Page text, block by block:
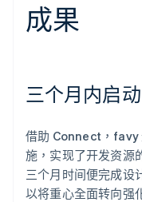
成果
三个月内启
借助 Connect，favy
施，实现了开发资源
三个月时间便完成设
以将重心全面转向强